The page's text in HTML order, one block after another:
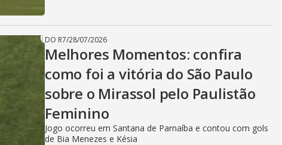
DO R7/28/07/2026
Melhores Momentos: confira
como foi a vitória do São Paulo
sobre o Mirassol pelo Paulistão
Feminino
Jogo ocorreu em Santana de Parnaíba e contou com gols
de Bia Menezes e Késia